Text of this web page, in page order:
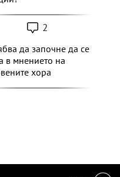
2
да започне да се
в мнението на
хора